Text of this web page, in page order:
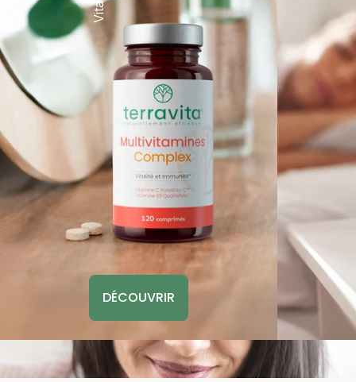
DÉCOUVRIR